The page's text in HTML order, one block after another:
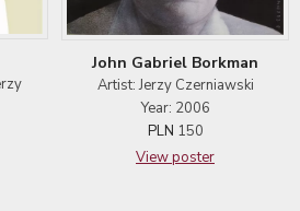
John Gabriel Borkman
Artist: Jerzy Czerniawski
Year: 2006
PLN 150
View poster